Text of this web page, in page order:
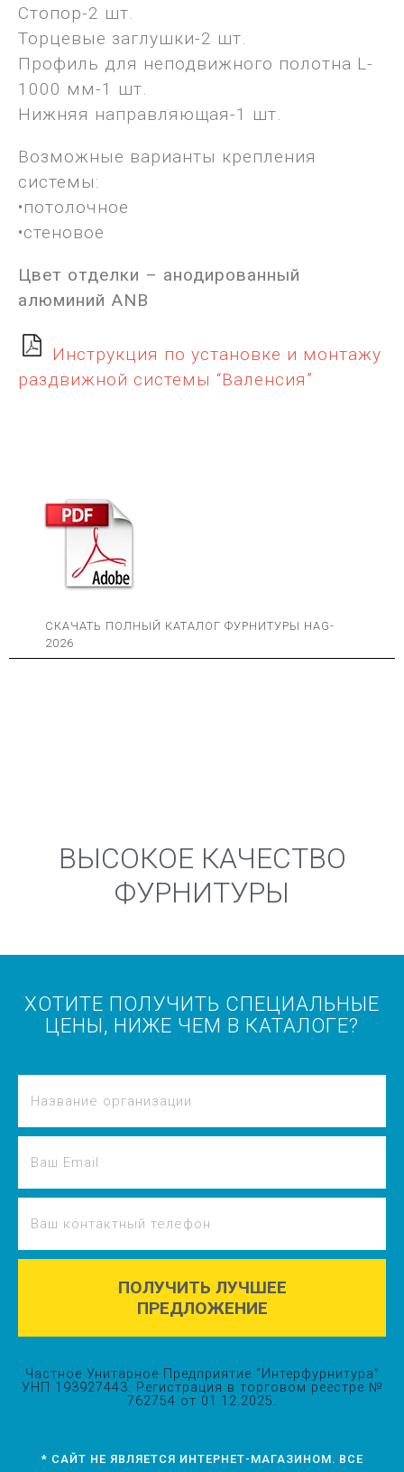
Стопор-2 шт.
Торцевые заглушки-2 шт.
Профиль для неподвижного полотна L-
1000 мм-1 шт.
Нижняя направляющая-1 шт.
Возможные варианты крепления
системы:
•потолочное
•стеновое
Цвет отделки – анодированный
алюминий ANB
Инструкция по установке и монтажу
раздвижной системы “Валенсия”
СКАЧАТЬ ПОЛНЫЙ КАТАЛОГ ФУРНИТУРЫ HAG-
2026
ВЫСОКОЕ КАЧЕСТВО
ФУРНИТУРЫ
ХОТИТЕ ПОЛУЧИТЬ СПЕЦИАЛЬНЫЕ
ЦЕНЫ, НИЖЕ ЧЕМ В КАТАЛОГЕ?
ПОЛУЧИТЬ ЛУЧШЕЕ
ПРЕДЛОЖЕНИЕ
Частное Унитарное Предприятие “Интерфурнитура”
УНП 193927443. Регистрация в торговом реестре №
762754 от 01.12.2025.
* САЙТ НЕ ЯВЛЯЕТСЯ ИНТЕРНЕТ-МАГАЗИНОМ. ВСЕ